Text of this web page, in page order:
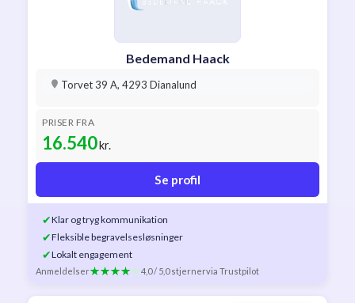
Bedemand Haack
Torvet 39 A, 4293 Dianalund
PRISER FRA
16.540kr.
Se profil
✔Klar og tryg kommunikation
✔Fleksible begravelsesløsninger
✔Lokalt engagement
Anmeldelser 4,0 / 5,0 stjernervia Trustpilot